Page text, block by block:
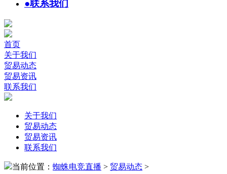
●联系我们
首页
关于我们
贸易动态
贸易资讯
联系我们
关于我们
贸易动态
贸易资讯
联系我们
当前位置： 蜘蛛电竞直播 > 贸易动态 >